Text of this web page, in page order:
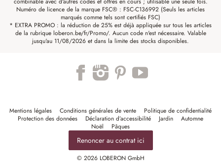
Numéro de licence de la marque FSC® : FSC-C136992 (Seuls les articles
marqués comme tels sont certifiés FSC)
* EXTRA PROMO : la réduction de 25% est déjà appliquée sur tous les articles
de la rubrique loberon.be/fr/Promo/. Aucun code n'est nécessaire. Valable
jusqu'au 11/08/2026 et dans la limite des stocks disponibles.
Mentions légales Conditions générales de vente
Politique de confidentialité
Protection des données
Déclaration d’accessibilité Jardin
Automne
Noël
Pâques
Renoncer au contrat ici
© 2026 LOBERON GmbH